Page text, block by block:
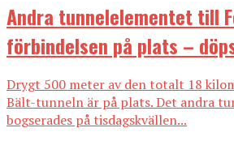
Andra tunnelelementet till
förbindelsen på plats –
Drygt 500 meter av den totalt 18
Bält-tunneln är på plats. Det andra
bogserades på tisdagskvällen...